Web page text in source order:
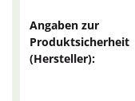
Angaben zur
Produktsicherheit
(Hersteller):